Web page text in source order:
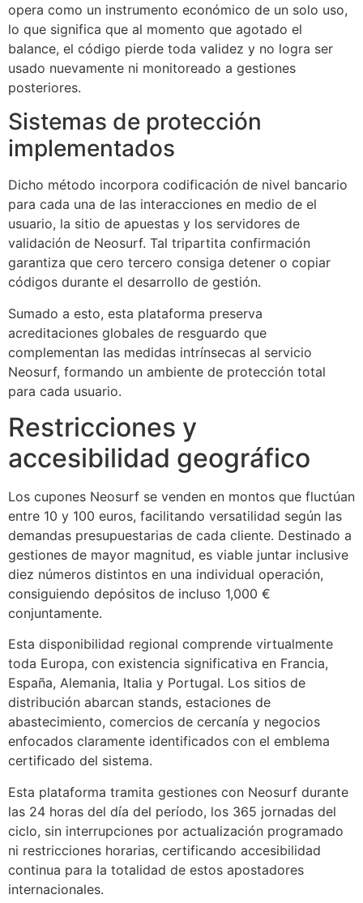
opera como un instrumento económico de un solo uso,
lo que significa que al momento que agotado el
balance, el código pierde toda validez y no logra ser
usado nuevamente ni monitoreado a gestiones
posteriores.
Sistemas de protección
implementados
Dicho método incorpora codificación de nivel bancario
para cada una de las interacciones en medio de el
usuario, la sitio de apuestas y los servidores de
validación de Neosurf. Tal tripartita confirmación
garantiza que cero tercero consiga detener o copiar
códigos durante el desarrollo de gestión.
Sumado a esto, esta plataforma preserva
acreditaciones globales de resguardo que
complementan las medidas intrínsecas al servicio
Neosurf, formando un ambiente de protección total
para cada usuario.
Restricciones y
accesibilidad geográfico
Los cupones Neosurf se venden en montos que fluctúan
entre 10 y 100 euros, facilitando versatilidad según las
demandas presupuestarias de cada cliente. Destinado a
gestiones de mayor magnitud, es viable juntar inclusive
diez números distintos en una individual operación,
consiguiendo depósitos de incluso 1,000 €
conjuntamente.
Esta disponibilidad regional comprende virtualmente
toda Europa, con existencia significativa en Francia,
España, Alemania, Italia y Portugal. Los sitios de
distribución abarcan stands, estaciones de
abastecimiento, comercios de cercanía y negocios
enfocados claramente identificados con el emblema
certificado del sistema.
Esta plataforma tramita gestiones con Neosurf durante
las 24 horas del día del período, los 365 jornadas del
ciclo, sin interrupciones por actualización programado
ni restricciones horarias, certificando accesibilidad
continua para la totalidad de estos apostadores
internacionales.